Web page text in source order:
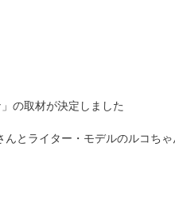
」の取材が決定しました
んと ライター・モデルのルコちゃ